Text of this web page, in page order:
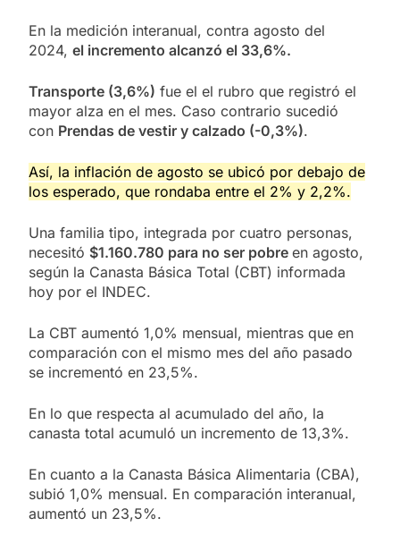
En la medición interanual, contra agosto del
2024, el incremento alcanzó el 33,6%.
Transporte (3,6%) fue el el rubro que registró el
mayor alza en el mes. Caso contrario sucedió
con Prendas de vestir y calzado (-0,3%).
Así, la inflación de agosto se ubicó por debajo de
los esperado, que rondaba entre el 2% y 2,2%.
Una familia tipo, integrada por cuatro personas,
necesitó $1.160.780 para no ser pobre en agosto,
según la Canasta Básica Total (CBT) informada
hoy por el INDEC.
La CBT aumentó 1,0% mensual, mientras que en
comparación con el mismo mes del año pasado
se incrementó en 23,5%.
En lo que respecta al acumulado del año, la
canasta total acumuló un incremento de 13,3%.
En cuanto a la Canasta Básica Alimentaria (CBA),
subió 1,0% mensual. En comparación interanual,
aumentó un 23,5%.